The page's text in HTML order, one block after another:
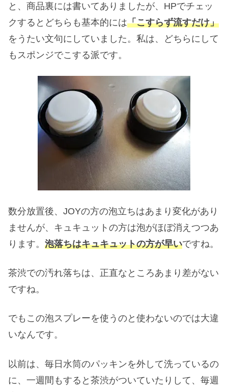
と、商品裏には書いてありましたが、HPでチェッ
クするとどちらも基本的には「こすらず流すだけ」
をうたい文句にしていました。私は、どちらにして
もスポンジでこする派です。
数分放置後、JOYの方の泡立ちはあまり変化があり
ませんが、キュキュットの方は泡がほぼ消えつつあ
ります。 泡落ちはキュキュットの方が早いですね。
茶渋での汚れ落ちは、正直なところあまり差がない
ですね。
でもこの泡スプレーを使うのと使わないのでは大違
いなんです。
以前は、毎日水筒のパッキンを外して洗っているの
に、一週間もすると茶渋がついていたりして、毎週